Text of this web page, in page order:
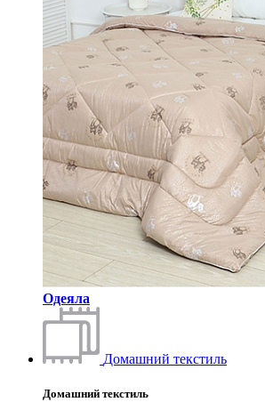
Одеяла
Домашний текстиль
Домашний текстиль